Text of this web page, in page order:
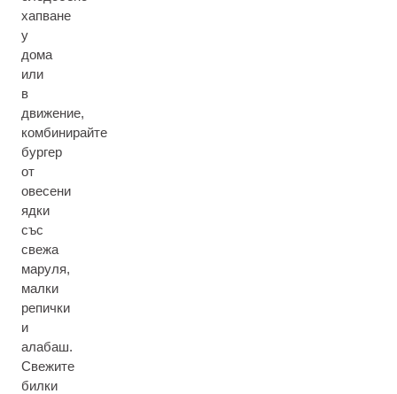
хапване
у
дома
или
в
движение,
комбинирайте
бургер
от
овесени
ядки
със
свежа
маруля,
малки
репички
и
алабаш.
Свежите
билки